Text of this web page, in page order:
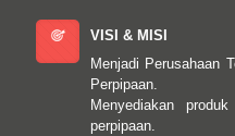
VISI & MISI
Menjadi Perusahaan
Perpipaan.
Menyediakan
perpipaan.